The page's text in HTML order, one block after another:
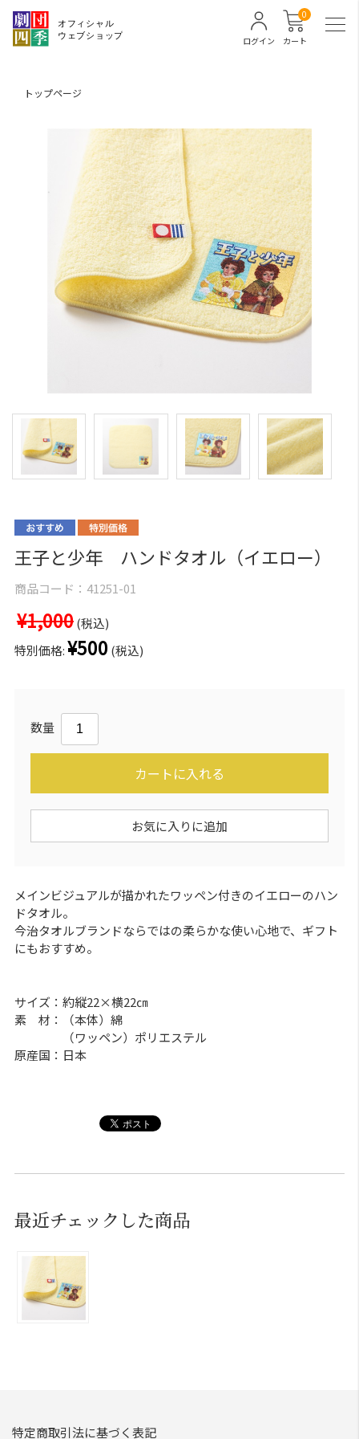
カート
0
ログイン
トップページ
王子と少年 ハンドタオル（イエロー）
商品コード： 41251-01
¥1,000(税込)
特別価格:¥500 (税込)
数量
カートに入れる
お気に入りに追加
メインビジュアルが描かれたワッペン付きのイエローのハン
ドタオル。
今治タオルブランドならではの柔らかな使い心地で、ギフト
にもおすすめ。
サイズ：約縦22×横22㎝
素 材：（本体）綿
（ワッペン）ポリエステル
原産国：日本
最近チェックした商品
特定商取引法に基づく表記